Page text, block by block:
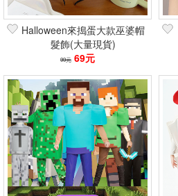
Halloween來搗蛋大款巫婆帽
髮飾(大量現貨)
99元 69元